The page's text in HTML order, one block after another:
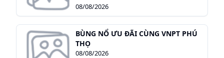
08/08/2026
BÙNG NỔ ƯU ĐÃI CÙNG VNPT PHÚ
THỌ
08/08/2026